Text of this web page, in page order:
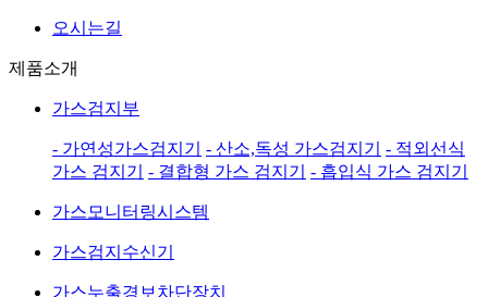
오시는길
제품소개
가스검지부
- 가연성가스검지기 - 산소,독성 가스검지기
- 적외선식
가스 검지기
- 결합형 가스 검지기 - 흡입식 가스 검지기
가스모니터링시스템
가스검지수신기
가스누출경보차단장치